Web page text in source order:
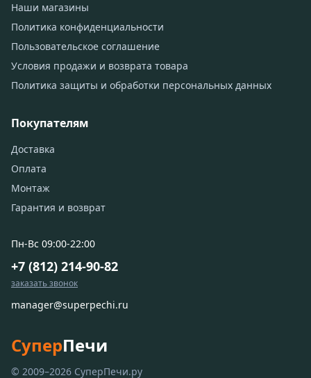
Наши магазины
Политика конфиденциальности
Пользовательское соглашение
Условия продажи и возврата товара
Политика защиты и обработки персональных данных
Покупателям
Доставка
Оплата
Монтаж
Гарантия и возврат
Пн-Вс 09:00-22:00
+7 (812) 214-90-82
заказать звонок
manager@superpechi.ru
СуперПечи
© 2009–2026 СуперПечи.ру